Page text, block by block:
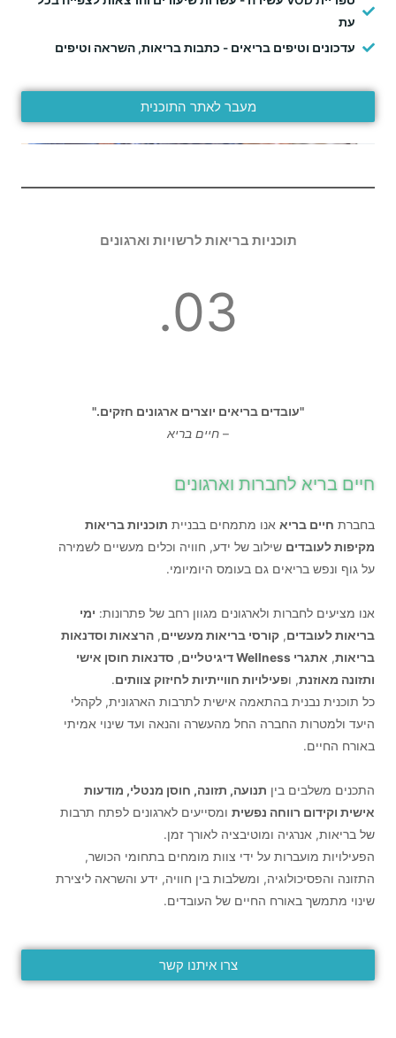
עת
עדכונים וטיפים בריאים - כתבות בריאות, השראה וטיפים
מעבר לאתר התוכנית
תוכניות בריאות לרשויות וארגונים
03.
"עובדים בריאים יוצרים ארגונים חזקים."
– חיים בריא
חיים בריא לחברות וארגונים
בחברת חיים בריא אנו מתמחים בבניית תוכניות בריאות
מקיפות לעובדים שילוב של ידע, חוויה וכלים מעשיים לשמירה
על גוף ונפש בריאים גם בעומס היומיומי.
אנו מציעים לחברות ולארגונים מגוון רחב של פתרונות: ימי
בריאות לעובדים, קורסי בריאות מעשיים, הרצאות וסדנאות
בריאות, אתגרי Wellness דיגיטליים , סדנאות חוסן אישי
ותזונה מאוזנת, ופעילויות חווייתיות לחיזוק צוותים.
כל תוכנית נבנית בהתאמה אישית לתרבות הארגונית, לקהלי
היעד ולמטרות החברה החל מהעשרה והנאה ועד שינוי אמיתי
באורח החיים.
התכנים משלבים בין תנועה, תזונה, חוסן מנטלי, מודעות
אישית וקידום רווחה נפשית ומסייעים לארגונים לפתח תרבות
של בריאות, אנרגיה ומוטיבציה לאורך זמן.
הפעילויות מועברות על ידי צוות מומחים בתחומי הכושר,
התזונה והפסיכולוגיה, ומשלבות בין חוויה, ידע והשראה ליצירת
שינוי מתמשך באורח החיים של העובדים.
צרו איתנו קשר